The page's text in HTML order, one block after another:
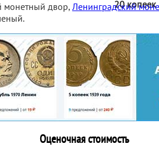
20 копеек
монетный двор, Ленинградский
Оценочная стоимость